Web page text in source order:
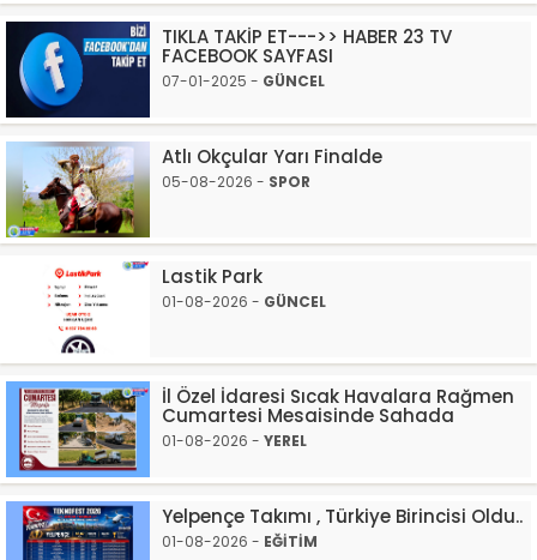
TIKLA TAKİP ET--->> HABER 23 TV
FACEBOOK SAYFASI
07-01-2025 - GÜNCEL
Atlı Okçular Yarı Finalde
05-08-2026 - SPOR
Lastik Park
01-08-2026 - GÜNCEL
İl Özel İdaresi Sıcak Havalara Rağmen
Cumartesi Mesaisinde Sahada
01-08-2026 - YEREL
Yelpençe Takımı , Türkiye Birincisi Oldu..
01-08-2026 - EĞİTİM